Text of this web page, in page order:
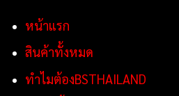
หน้าแรก
สินค้าทั้งหมด
ทำไมต้องBSTHAILAND